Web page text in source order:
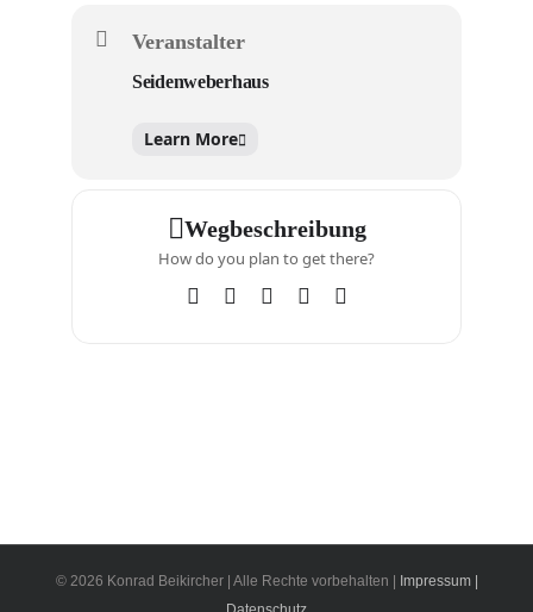
Veranstalter
Seidenweberhaus
Learn More
Wegbeschreibung
How do you plan to get there?
© 2026 Konrad Beikircher | Alle Rechte vorbehalten |
Impressum |